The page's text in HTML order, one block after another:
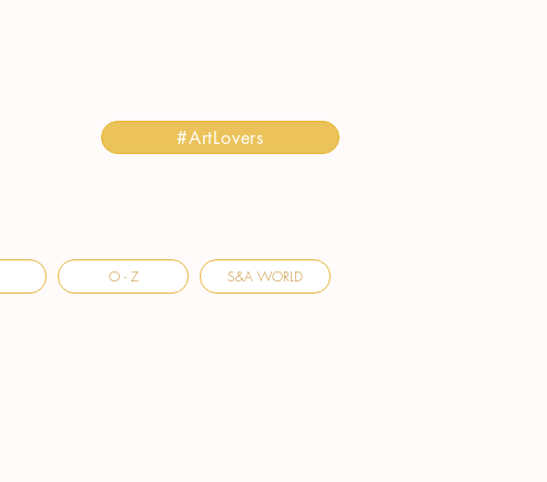
#ArtLovers
O - Z S&A WORLD